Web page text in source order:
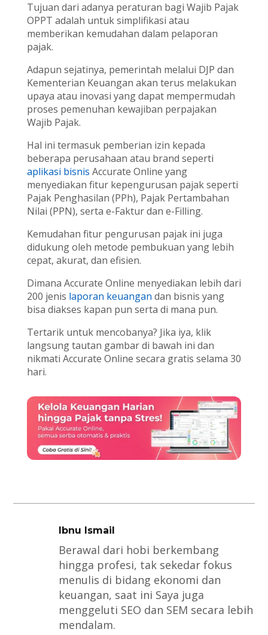
Tujuan dari adanya peraturan bagi Wajib Pajak
OPPT adalah untuk simplifikasi atau
memberikan kemudahan dalam pelaporan
pajak.
Adapun sejatinya, pemerintah melalui DJP dan
Kementerian Keuangan akan terus melakukan
upaya atau inovasi yang dapat mempermudah
proses pemenuhan kewajiban perpajakan
Wajib Pajak.
Hal ini termasuk pemberian izin kepada
beberapa perusahaan atau brand seperti
aplikasi bisnis Accurate Online yang
menyediakan fitur kepengurusan pajak seperti
Pajak Penghasilan (PPh), Pajak Pertambahan
Nilai (PPN), serta e-Faktur dan e-Filling.
Kemudahan fitur pengurusan pajak ini juga
didukung oleh metode pembukuan yang lebih
cepat, akurat, dan efisien.
Dimana Accurate Online menyediakan lebih dari
200 jenis laporan keuangan dan bisnis yang
bisa diakses kapan pun serta di mana pun.
Tertarik untuk mencobanya? Jika iya, klik
langsung tautan gambar di bawah ini dan
nikmati Accurate Online secara gratis selama 30
hari.
Ibnu Ismail
Berawal dari hobi berkembang
hingga profesi, tak sekedar fokus
menulis di bidang ekonomi dan
keuangan, saat ini Saya juga
menggeluti SEO dan SEM secara lebih
mendalam.